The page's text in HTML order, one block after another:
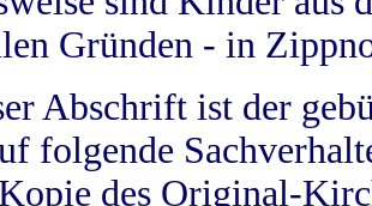
Gründen - in
Abschrift ist der
folgende
des Original-